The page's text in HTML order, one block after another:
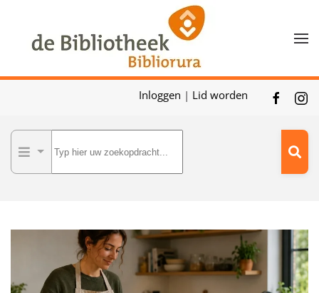
Skip to main content
Inloggen | Lid worden